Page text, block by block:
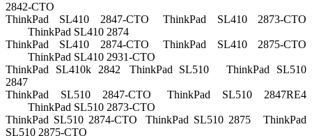
2842-CTO
ThinkPad SL410 2847-CTO
ThinkPad SL410 2873-CTO
ThinkPad SL410 2874
ThinkPad SL410 2874-CTO
ThinkPad SL410 2875-CTO
ThinkPad SL410 2931-CTO
ThinkPad SL410k 2842
ThinkPad SL510
ThinkPad SL510
2847
ThinkPad SL510 2847-CTO
ThinkPad SL510 2847RE4
ThinkPad SL510 2873-CTO
ThinkPad SL510 2874-CTO
ThinkPad SL510 2875
ThinkPad
SL510 2875-CTO